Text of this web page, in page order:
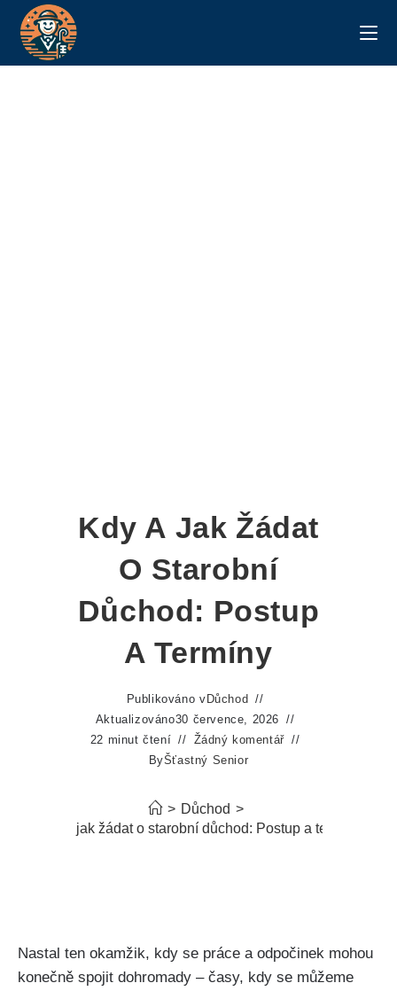
Kdy A Jak Žádat
O Starobní
Důchod: Postup
A Termíny
Publikováno v Důchod
Aktualizováno30 července, 2026
22 minut čtení
Žádný komentář
ByŠťastný Senior
> Důchod >
Kdy a jak žádat o starobní důchod: Postup a termíny
Nastal ten okamžik, kdy se práce a odpočinek mohou
konečně spojit dohromady – časy, kdy se můžeme